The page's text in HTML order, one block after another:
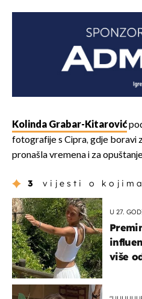
Kolinda Grabar-Kitarović
fotografije s Cipra, gdje boravi
pronašla vremena i za
3 vijesti o
U 27.
više